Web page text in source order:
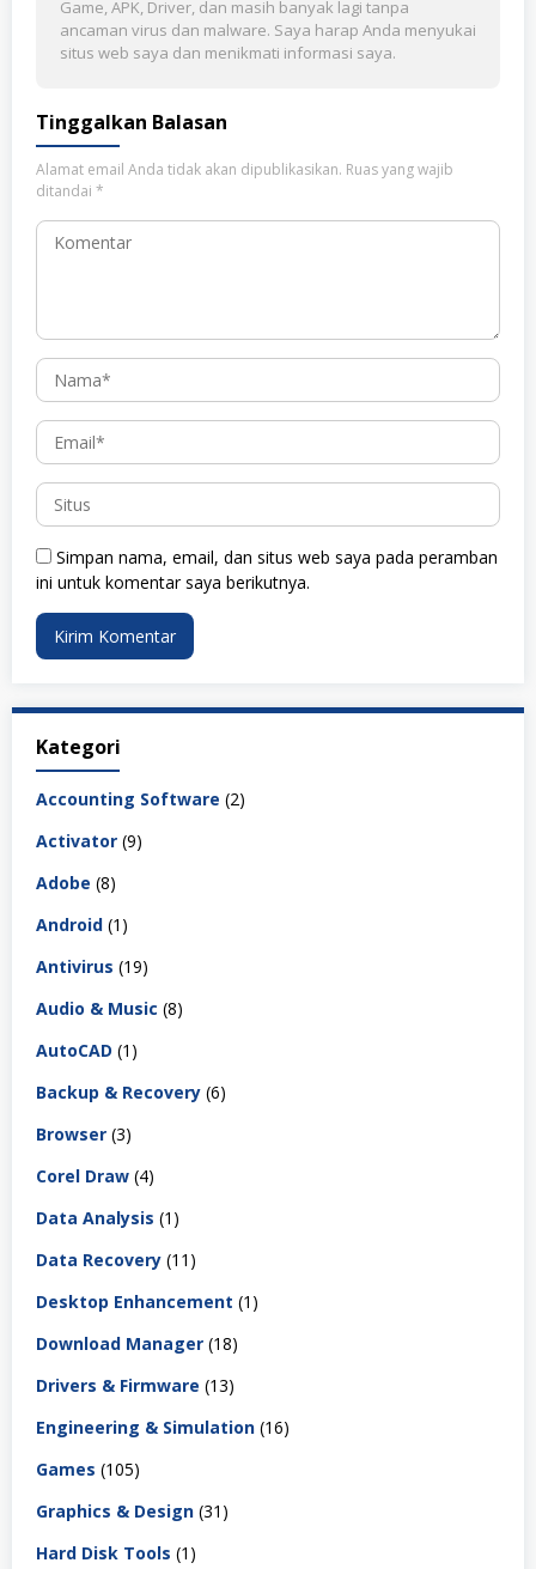
Game, APK, Driver, dan masih banyak lagi tanpa
ancaman virus dan malware. Saya harap Anda menyukai
situs web saya dan menikmati informasi saya.
Tinggalkan Balasan
Alamat email Anda tidak akan dipublikasikan. Ruas yang wajib
ditandai *
Simpan nama, email, dan situs web saya pada peramban
ini untuk komentar saya berikutnya.
Kategori
Accounting Software (2)
Activator (9)
Adobe (8)
Android (1)
Antivirus (19)
Audio & Music (8)
AutoCAD (1)
Backup & Recovery (6)
Browser (3)
Corel Draw (4)
Data Analysis (1)
Data Recovery (11)
Desktop Enhancement (1)
Download Manager (18)
Drivers & Firmware (13)
Engineering & Simulation (16)
Games (105)
Graphics & Design (31)
Hard Disk Tools (1)